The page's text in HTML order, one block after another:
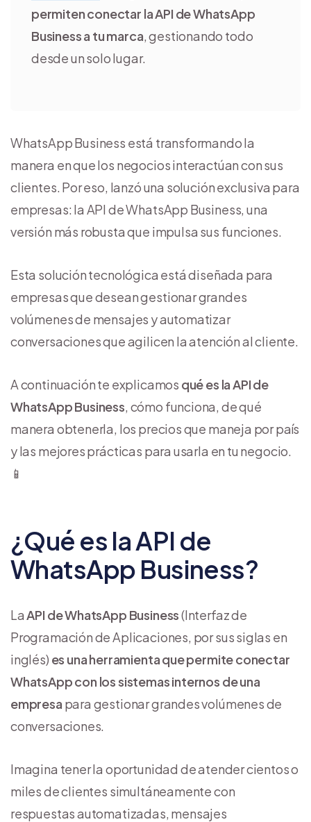
permiten conectar la API de WhatsApp
Business a tu marca, gestionando todo
desde un solo lugar.
WhatsApp Business está transformando la
manera en que los negocios interactúan con sus
clientes. Por eso, lanzó una solución exclusiva para
empresas: la API de WhatsApp Business, una
versión más robusta que impulsa sus funciones.
Esta solución tecnológica está diseñada para
empresas que desean gestionar grandes
volúmenes de mensajes y automatizar
conversaciones que agilicen la atención al cliente.
A continuación te explicamos qué es la API de
WhatsApp Business, cómo funciona, de qué
manera obtenerla, los precios que maneja por país
y las mejores prácticas para usarla en tu negocio.
📱
¿Qué es la API de
WhatsApp Business?
LaAPI de WhatsApp Business(Interfaz de
Programación de Aplicaciones, por sus siglas en
inglés) es una herramienta que permite conectar
WhatsApp con los sistemas internos de una
empresa para gestionar grandes volúmenes de
conversaciones.
Imagina tener la oportunidad de atender cientos o
miles de clientes simultáneamente con
respuestas automatizadas, mensajes